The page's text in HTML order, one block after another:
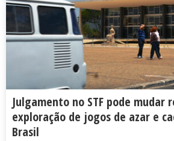
Julgamento no STF pode mudar
exploração de jogos de azar e
Brasil